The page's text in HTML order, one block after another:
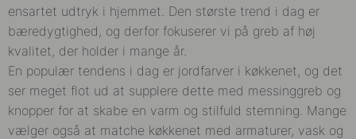
ensartet udtryk i hjemmet. Den største trend i dag er
bæredygtighed, og derfor fokuserer vi på greb af høj
kvalitet, der holder i mange år.
En populær tendens i dag er jordfarver i køkkenet, og det
ser meget flot ud at supplere dette med messinggreb og
knopper for at skabe en varm og stilfuld stemning. Mange
vælger også at matche køkkenet med armaturer, vask og